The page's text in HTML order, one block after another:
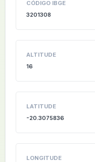
CÓDIGO IBGE
3201308
ALTITUDE
16
LATITUDE
-20.3075836
LONGITUDE